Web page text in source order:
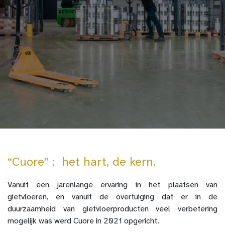
“Cuore” : het hart, de kern.
Vanuit een jarenlange ervaring in het plaatsen van
gietvloeren, en vanuit de overtuiging dat er in de
duurzaamheid van gietvloerproducten veel verbetering
mogelijk was werd Cuore in 2021 opgericht.